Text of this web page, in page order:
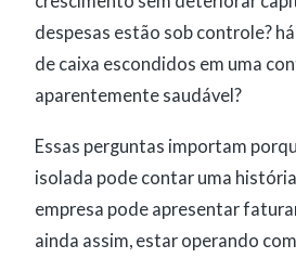
despesas estão sob controle?
de caixa escondidos em uma
aparentemente saudável?
Essas perguntas importam
isolada pode contar uma
empresa pode apresentar
ainda assim, estar operando